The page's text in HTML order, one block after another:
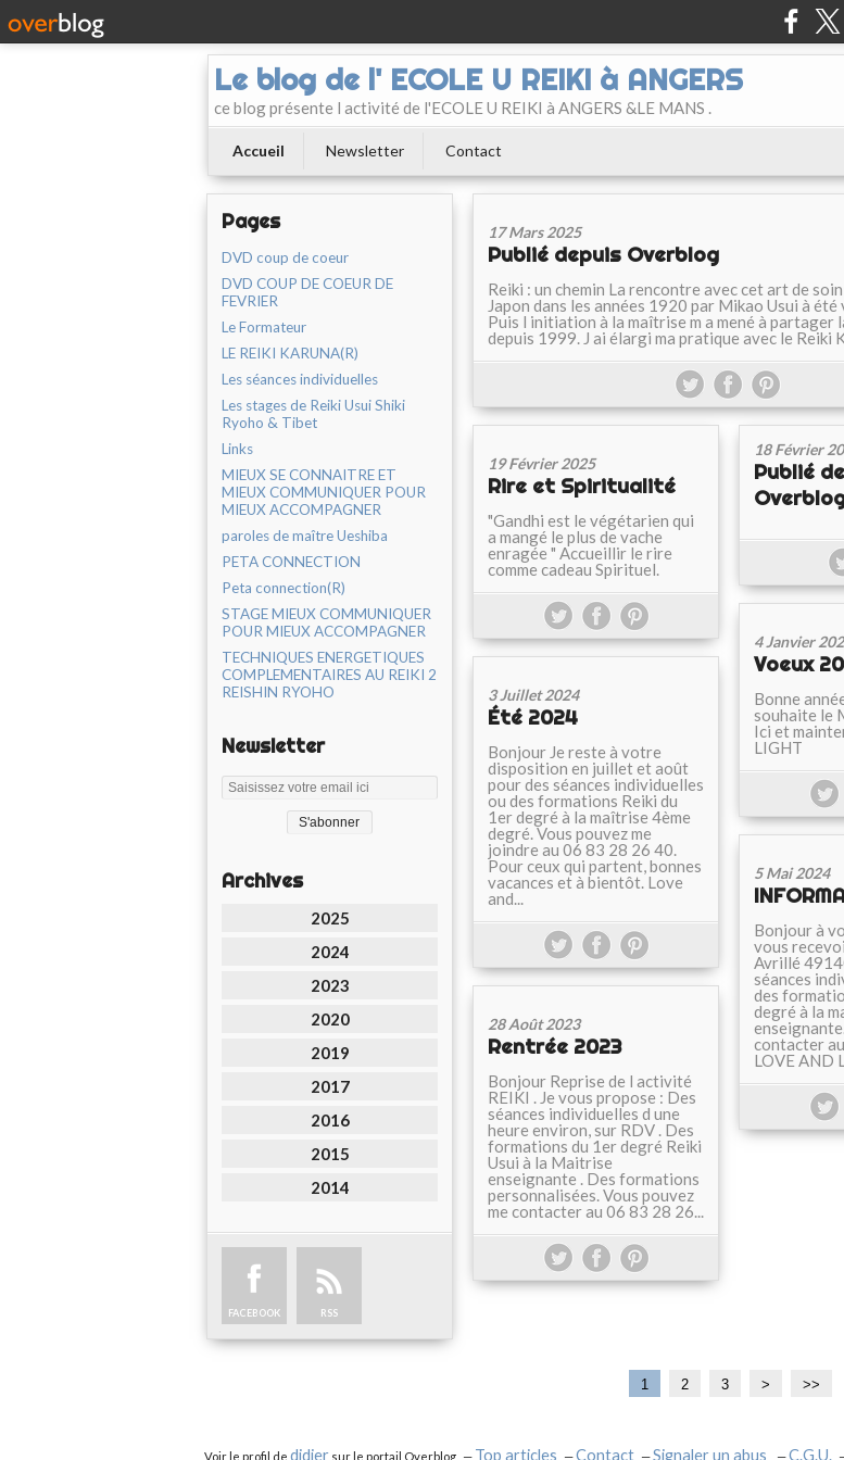
Le blog de l' ECOLE U REIKI à ANGERS
ce blog présente l activité de l'ECOLE U REIKI à ANGERS &LE MANS .
Accueil Newsletter Contact
Pages
DVD coup de coeur
DVD COUP DE COEUR DE
FEVRIER
Le Formateur
LE REIKI KARUNA(R)
Les séances individuelles
Les stages de Reiki Usui Shiki
Ryoho & Tibet
Links
MIEUX SE CONNAITRE ET
MIEUX COMMUNIQUER POUR
MIEUX ACCOMPAGNER
paroles de maître Ueshiba
PETA CONNECTION
Peta connection(R)
STAGE MIEUX COMMUNIQUER
POUR MIEUX ACCOMPAGNER
TECHNIQUES ENERGETIQUES
COMPLEMENTAIRES AU REIKI 2
REISHIN RYOHO
Newsletter
Archives
2025
2024
2023
2020
2019
2017
2016
2015
2014
FACEBOOK RSS
17 Mars 2025
Publié depuis Overblog
Reiki : un chemin La rencontre avec cet art de
Japon dans les années 1920 par Mikao Usui à été
Puis l initiation à la maîtrise m a mené à partager
depuis 1999. J ai élargi ma pratique avec le Reiki
19 Février 2025
Rire et Spiritualité
"Gandhi est le végétarien qui
a mangé le plus de vache
enragée " Accueillir le rire
comme cadeau Spirituel.
18 Février
Publié
4 Janvier
Voeux
Bonne
souhaite le
Ici et
LIGHT
3 Juillet 2024
Été 2024
Bonjour Je reste à votre
disposition en juillet et août
pour des séances individuelles
ou des formations Reiki du
1er degré à la maîtrise 4ème
degré. Vous pouvez me
joindre au 06 83 28 26 40.
Pour ceux qui partent, bonnes
vacances et à bientôt. Love
and...
5 Mai 2024
Bonjour à
vous
Avrillé
séances
des
degré à la
contacter
LOVE AND
28 Août 2023
Rentrée 2023
Bonjour Reprise de l activité
REIKI . Je vous propose : Des
séances individuelles d une
heure environ, sur RDV . Des
formations du 1er degré Reiki
Usui à la Maitrise
enseignante . Des formations
personnalisées. Vous pouvez
me contacter au 06 83 28 26...
1 2 3 > >>
Voir le profil de didier sur le portail Overblog Top articles Contact Signaler un abus C.G.U.